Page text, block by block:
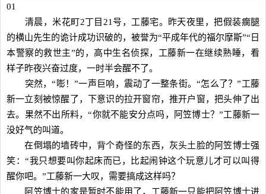
01
清晨，米花町2丁目21号，工藤宅。昨天夜里，把假装瘸腿
的横山先生的诡计成功识破的，被誉为“平成年代的福尔摩斯”“日
本警察的救世主”的，高中生名侦探，工藤新一在继续熟睡，看
样子昨夜兴奋过度，一时半会醒不了。
突然，“嘭！”一声巨响，震动了一整条街。“怎么了？”工藤
新一立刻被惊醒了，下意识的拉开窗帘，推开户窗，把头伸了出
去。果然不出所料，“你就不能安分点吗，阿笠博士？”工藤新一
没好气的叫道。
在倒塌的墙砖中，背个奇怪的东西，灰头土脸的阿笠博士强
笑：“我只想要叫你起床而已，比起闹钟这个玩意儿才可以叫得
醒你吧。”工藤新一大叹，需要搞成这样吗？
阿笠博士的家是暂时不能用了，工藤新一只能把阿笠博士进